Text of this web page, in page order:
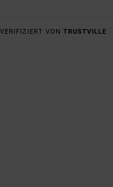
VERIFIZIERT VON TRUSTVILLE